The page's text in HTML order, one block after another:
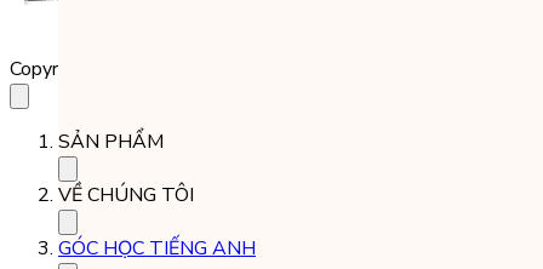
Copyright 2023 Babilala Class
SẢN PHẨM
VỀ CHÚNG TÔI
GÓC HỌC TIẾNG ANH